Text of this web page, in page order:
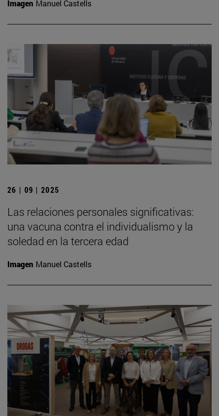
Imagen Manuel Castells
26 | 09 | 2025
Las relaciones personales significativas:
una vacuna contra el individualismo y la
soledad en la tercera edad
Imagen Manuel Castells